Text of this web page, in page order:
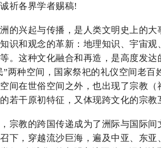
祈各界学者赐稿!
的兴起与传播，是人类文明史上的
识和观念的革新：地理知识、宇宙
。这种文化融合和再造，是高度发
”两种空间，国家祭祀的礼仪空间老
间在世俗空间之外，也出现了宗教
若干原初特征，又体现跨文化的宗教
宗教的跨国传递成为了洲际与国际
下，穿越流沙巨海，遍及中亚、东